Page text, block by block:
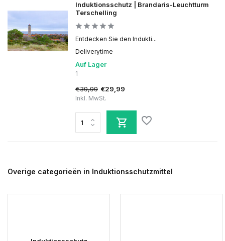
Induktionsschutz | Brandaris-Leuchtturm
Terschelling
Entdecken Sie den Indukti...
Deliverytime
Auf Lager
1
€39,99 €29,99
Inkl. MwSt.
Overige categorieën in Induktionsschutzmittel